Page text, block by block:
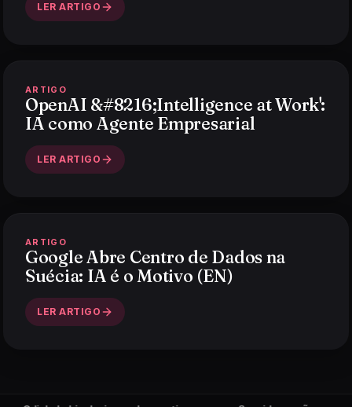
LER ARTIGO
ARTIGO
OpenAI &#8216;Intelligence at Work':
IA como Agente Empresarial
LER ARTIGO
ARTIGO
Google Abre Centro de Dados na
Suécia: IA é o Motivo (EN)
LER ARTIGO